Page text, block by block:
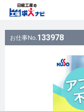
お仕事No.133978